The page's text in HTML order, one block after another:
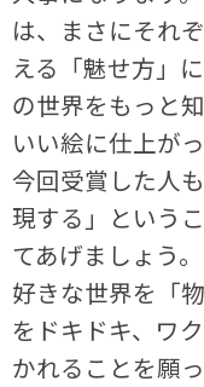
は、まさにそれ
える「魅せ方」
の世界をもっと
いい絵に仕上が
今回受賞した人
現する」という
てあげましょう
好きな世界を「
をドキドキ、ワ
かれることを願っ